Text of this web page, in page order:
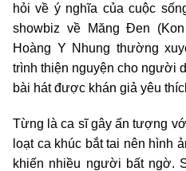
hỏi về ý nghĩa của cuộc
showbiz về Măng Đen
Hoàng Y Nhung thường
trình thiện nguyện cho người
bài hát được khán giả yêu
Từng là ca sĩ gây ấn tượng
loạt ca khúc bắt tai nên hình
khiến nhiều người bất ngờ.